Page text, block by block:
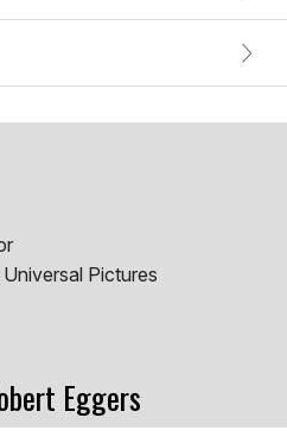
Universal Pictures
Eggers